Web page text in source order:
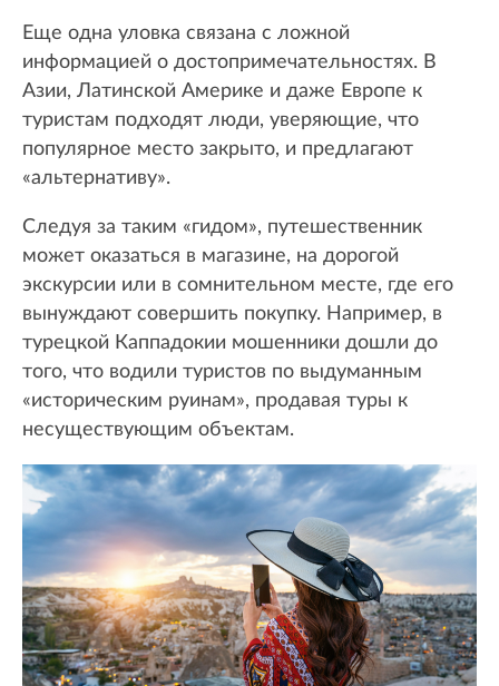
Еще одна уловка связана с ложной
информацией о достопримечательностях. В
Азии, Латинской Америке и даже Европе к
туристам подходят люди, уверяющие, что
популярное место закрыто, и предлагают
«альтернативу».
Следуя за таким «гидом», путешественник
может оказаться в магазине, на дорогой
экскурсии или в сомнительном месте, где его
вынуждают совершить покупку. Например, в
турецкой Каппадокии мошенники дошли до
того, что водили туристов по выдуманным
«историческим руинам», продавая туры к
несуществующим объектам.